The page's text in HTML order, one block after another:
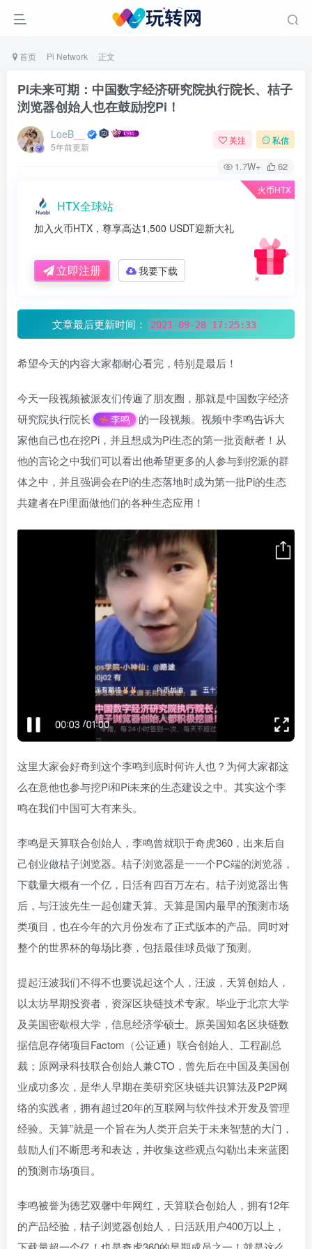
首页 Pi Network 正文
Pi未来可期：中国数字经济研究院执行院长、桔子
浏览器创始人也在鼓励挖Pi！
LoeB__
5年前更新
关注 私信
1.7W+ 62
火币HTX
HTX全球站
加入火币HTX，尊享高达1,500 USDT迎新大礼
立即注册 我要下载
文章最后更新时间： 2021-09-28 17:25:33
希望今天的内容大家都耐心看完，特别是最后！
今天一段视频被派友们传遍了朋友圈，那就是中国数字经济
研究院执行院长
李鸣
的一段视频。视频中李鸣告诉大
家他自己也在挖Pi，并且想成为Pi生态的第一批贡献者！从
他的言论之中我们可以看出他希望更多的人参与到挖派的群
体之中，并且强调会在Pi的生态落地时成为第一批Pi的生态
共建者在Pi里面做他们的各种生态应用！
这里大家会好奇到这个李鸣到底时何许人也？为何大家都这
么在意他也参与挖Pi和Pi未来的生态建设之中。其实这个李
鸣在我们中国可大有来头。
李鸣是天算联合创始人，李鸣曾就职于奇虎360，出来后自
己创业做桔子浏览器。桔子浏览器是一一个PC端的浏览器，
下载量大概有一个亿，日活有四百万左右。桔子浏览器出售
后，与汪波先生一起创建天算。天算是国内最早的预测市场
类项目，也在今年的六月份发布了正式版本的产品。同时对
整个的世界杯的每场比赛，包括最佳球员做了预测。
提起汪波我们不得不也要说起这个人，汪波，天算创始人，
以太坊早期投资者，资深区块链技术专家。毕业于北京大学
及美国密歇根大学，信息经济学硕士。原美国知名区块链数
据信息存储项目Factom（公证通）联合创始人、工程副总
裁；原网录科技联合创始人兼CTO，曾先后在中国及美国创
业成功多次，是华人早期在美研究区块链共识算法及P2P网
络的实践者，拥有超过20年的互联网与软件技术开发及管理
经验。天算”就是一个旨在为人类开启关于未来智慧的大门，
鼓励人们不断思考和表达，并收集这些观点勾勒出未来蓝图
的预测市场项目。
李鸣被誉为德艺双馨中年网红，天算联合创始人，拥有12年
的产品经验，桔子浏览器创始人，日活跃用户400万以上，